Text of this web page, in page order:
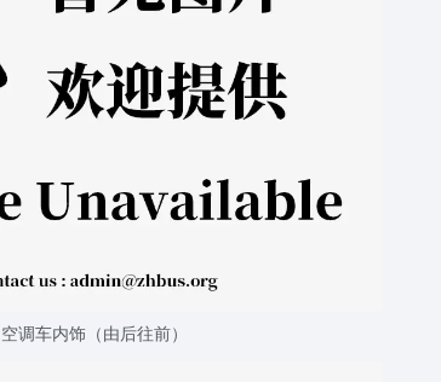
空调车内饰（由后往前）